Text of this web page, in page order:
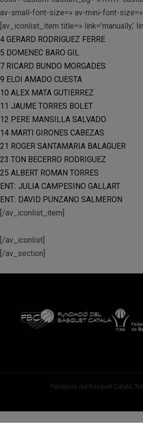
av-small-font-size=» av-mini-font-size=»
[av_iconlist_item title=» link=’manually,’
4 GERARD RODRIGUEZ FERRE
5 DOMENEC BARO GIL
7 RICARD BUNDO MORGADES
9 ELOI AMADO CUESTA
10 ALEX MATA GUTIERREZ
11 JAUME TORRES BOLET
12 PERE MANSILLA SALVADO
14 MARTI GIRONES CABEZAS
21 ROGER SANTAMARIA BALAGUER
23 TON BECERRO RODRIGUEZ
25 ALBERT ROMAN TORRES
ENT.: JULIA CAMPESINO GALLART
ENT.: DAVID PUNZANO SALMERON
[/av_iconlist_item]
[/av_iconlist]
[/av_section]
Fundació del Bàsquet Català.